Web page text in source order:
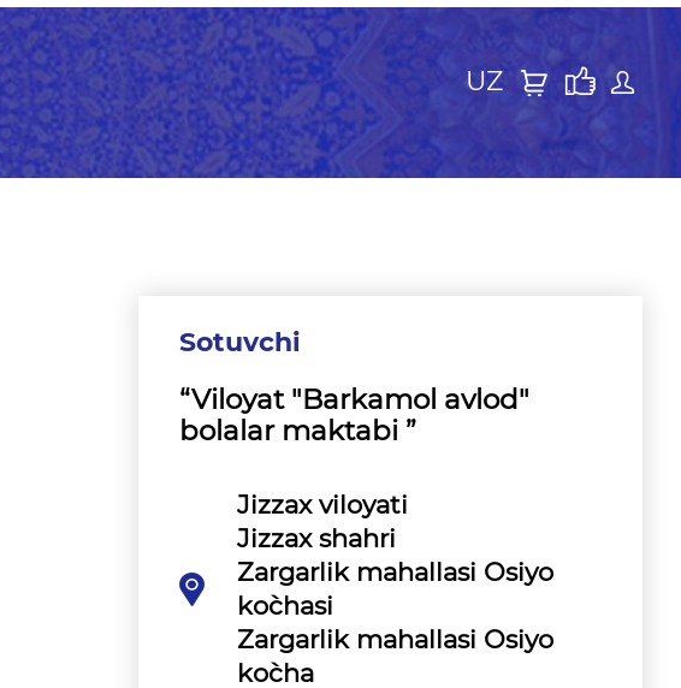
UZ
Sotuvchi
“Viloyat "Barkamol avlod"
bolalar maktabi ”
Jizzax viloyati
Jizzax shahri
Zargarlik mahallasi Osiyo
ko`chasi
Zargarlik mahallasi Osiyo
ko`cha